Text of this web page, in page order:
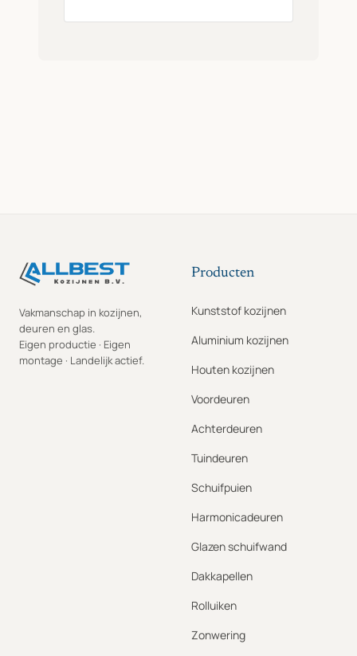
Vakmanschap in kozijnen,
deuren en glas.
Eigen productie · Eigen
montage · Landelijk actief.
Producten
Kunststof kozijnen
Aluminium kozijnen
Houten kozijnen
Voordeuren
Achterdeuren
Tuindeuren
Schuifpuien
Harmonicadeuren
Glazen schuifwand
Dakkapellen
Rolluiken
Zonwering